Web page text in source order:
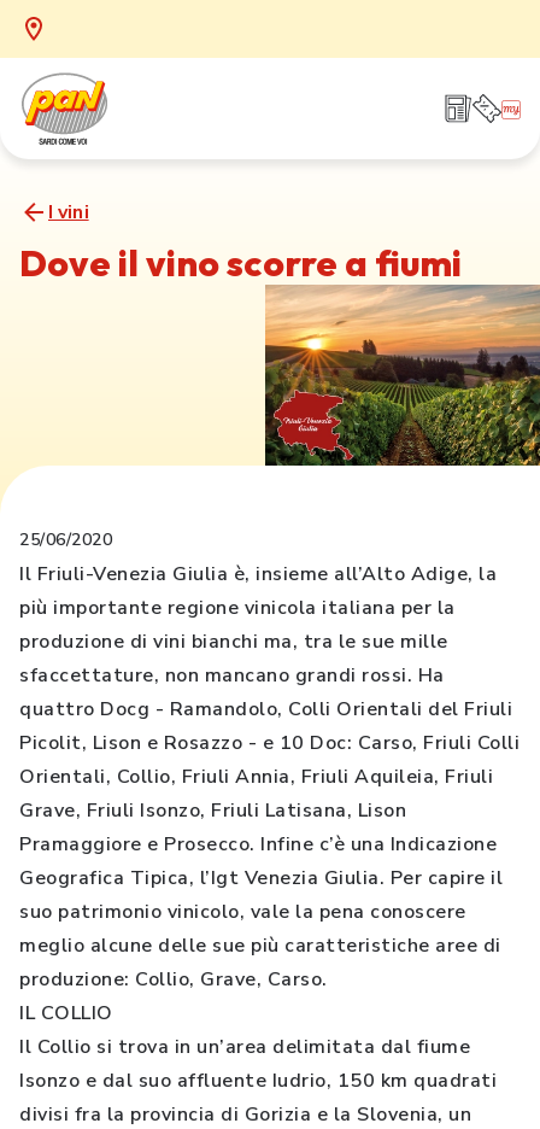
I vini
Dove il vino scorre a fiumi
25/06/2020
Il Friuli-Venezia Giulia è, insieme all’Alto Adige, la
più importante regione vinicola italiana per la
produzione di vini bianchi ma, tra le sue mille
sfaccettature, non mancano grandi rossi. Ha
quattro Docg - Ramandolo, Colli Orientali del Friuli
Picolit, Lison e Rosazzo - e 10 Doc: Carso, Friuli Colli
Orientali, Collio, Friuli Annia, Friuli Aquileia, Friuli
Grave, Friuli Isonzo, Friuli Latisana, Lison
Pramaggiore e Prosecco. Infine c’è una Indicazione
Geografica Tipica, l’Igt Venezia Giulia. Per capire il
suo patrimonio vinicolo, vale la pena conoscere
meglio alcune delle sue più caratteristiche aree di
produzione: Collio, Grave, Carso.
IL COLLIO
Il Collio si trova in un’area delimitata dal fiume
Isonzo e dal suo affluente Iudrio, 150 km quadrati
divisi fra la provincia di Gorizia e la Slovenia, un